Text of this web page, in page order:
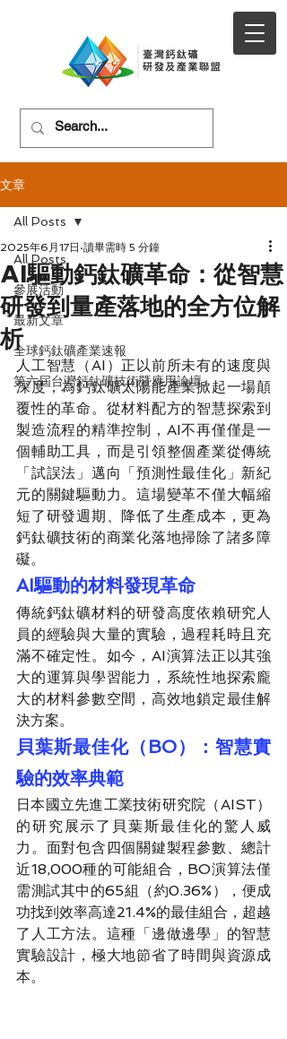
文章
All Posts
參展活動
最新文章
全球鈣鈦礦產業速報
第六屆台灣鈣鈦礦技術暨應用論壇
All Posts
AI驅動鈣鈦礦革命：從智慧
研發到量產落地的全方位解
析
2025年6月17日 讀畢需時 5 分鐘
人工智慧（AI）正以前所未有的速度與
深度，為鈣鈦礦太陽能產業掀起一場顛
覆性的革命。從材料配方的智慧探索到
製造流程的精準控制，AI不再僅僅是一
個輔助工具，而是引領整個產業從傳統
「試誤法」邁向「預測性最佳化」新紀
元的關鍵驅動力。這場變革不僅大幅縮
短了研發週期、降低了生產成本，更為
鈣鈦礦技術的商業化落地掃除了諸多障
礙。
AI驅動的材料發現革命
傳統鈣鈦礦材料的研發高度依賴研究人
員的經驗與大量的實驗，過程耗時且充
滿不確定性。如今，AI演算法正以其強
大的運算與學習能力，系統性地探索龐
大的材料參數空間，高效地鎖定最佳解
決方案。
貝葉斯最佳化（BO）：智慧實
驗的效率典範
日本國立先進工業技術研究院（AIST）
的研究展示了貝葉斯最佳化的驚人威
力。面對包含四個關鍵製程參數、總計
近18,000種的可能組合，BO演算法僅
需測試其中的65組（約0.36%），便成
功找到效率高達21.4%的最佳組合，超越
了人工方法。這種「邊做邊學」的智慧
實驗設計，極大地節省了時間與資源成
本。